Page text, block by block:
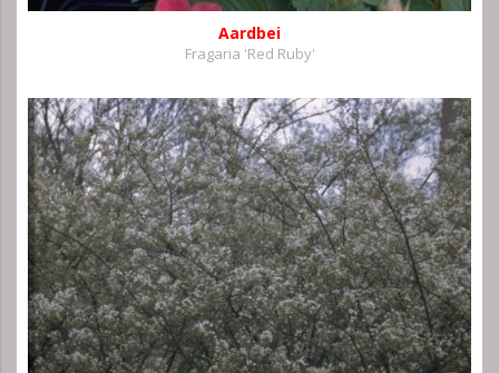
Aardbei
Fragaria 'Red Ruby'